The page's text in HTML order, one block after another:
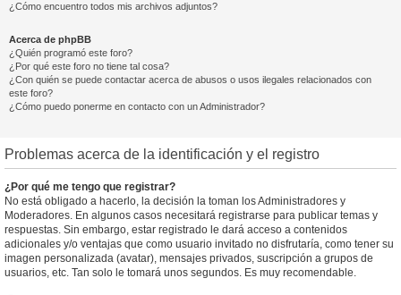
¿Cómo encuentro todos mis archivos adjuntos?
Acerca de phpBB
¿Quién programó este foro?
¿Por qué este foro no tiene tal cosa?
¿Con quién se puede contactar acerca de abusos o usos ilegales relacionados con
este foro?
¿Cómo puedo ponerme en contacto con un Administrador?
Problemas acerca de la identificación y el registro
¿Por qué me tengo que registrar?
No está obligado a hacerlo, la decisión la toman los Administradores y
Moderadores. En algunos casos necesitará registrarse para publicar temas y
respuestas. Sin embargo, estar registrado le dará acceso a contenidos
adicionales y/o ventajas que como usuario invitado no disfrutaría, como tener su
imagen personalizada (avatar), mensajes privados, suscripción a grupos de
usuarios, etc. Tan solo le tomará unos segundos. Es muy recomendable.